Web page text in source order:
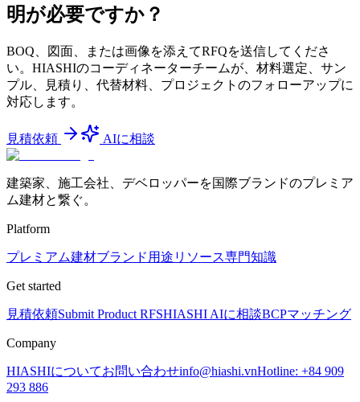
明が必要ですか？
BOQ、図面、または画像を添えてRFQを送信してくださ
い。HIASHIのコーディネーターチームが、材料選定、サン
プル、見積り、代替材料、プロジェクトのフォローアップに
対応します。
見積依頼 AIに相談
建築家、施工会社、デベロッパーを国際ブランドのプレミア
ム建材と繋ぐ。
Platform
プレミアム建材ブランド 用途 リソース専門知識
Get started
見積依頼Submit Product RFSHIASHI AIに相談BCPマッチング
Company
HIASHIについてお問い合わせinfo@hiashi.vnHotline: +84 909
293 886